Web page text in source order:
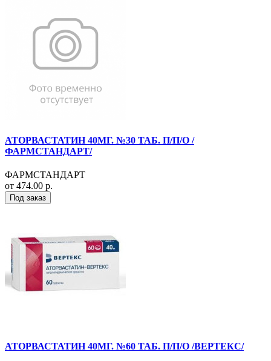
АТОРВАСТАТИН 40МГ. №30 ТАБ. П/П/О /
ФАРМСТАНДАРТ/
ФАРМСТАНДАРТ
от 474.00 р.
Под заказ
АТОРВАСТАТИН 40МГ. №60 ТАБ. П/П/О /ВЕРТЕКС/